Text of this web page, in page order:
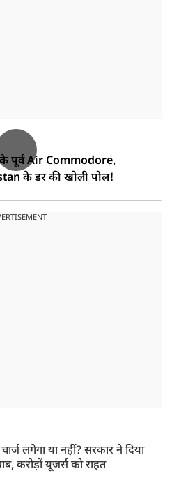
पूर्व Air Commodore,
के डर की खोली पोल!
लगेगा या नहीं? सरकार ने दिया
करोड़ों यूजर्स को राहत